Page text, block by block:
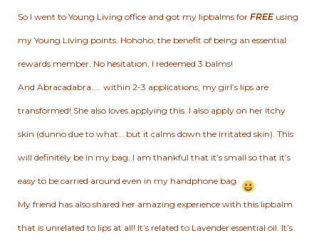
So I went to Young Living office and got my lipbalms for FREEusing
my Young Living points. Hohoho, the benefit of being an essential
rewards member. No hesitation, I redeemed 3 balms!
And Abracadabra….. within 2-3 applications, my girl’s lips are
transformed! She also loves applying this. I also apply on her itchy
skin (dunno due to what… but it calms down the irritated skin). This
will definitely be in my bag. I am thankful that it’s small so that it’s
easy to be carried around even in my handphone bag
My friend has also shared her amazing experience with this lipbalm
that is unrelated to lips at all! It’s related to Lavender essential oil. It’s